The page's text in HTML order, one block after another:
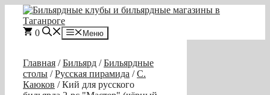
Перейти
содержимому
0 Меню
Главная /Бильярд /Бильярдные
столы /Русская пирамида /С.
Каюков / Кий для русского